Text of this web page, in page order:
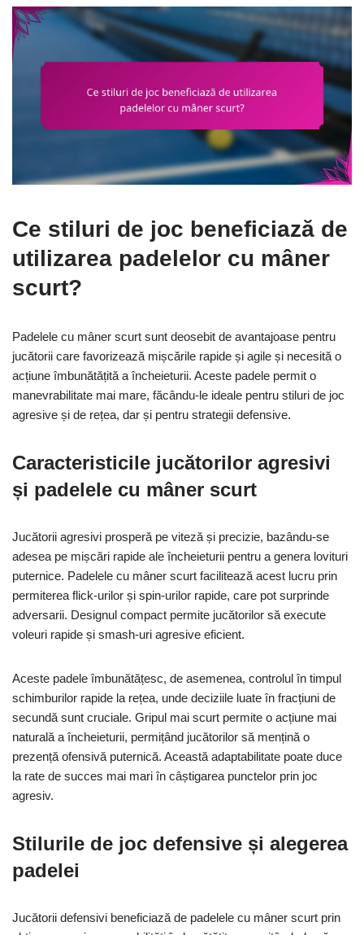
Ce stiluri de joc beneficiază de
utilizarea padelelor cu mâner
scurt?
Padelele cu mâner scurt sunt deosebit de avantajoase pentru
jucătorii care favorizează mișcările rapide și agile și necesită o
acțiune îmbunătățită a încheieturii. Aceste padele permit o
manevrabilitate mai mare, făcându-le ideale pentru stiluri de joc
agresive și de rețea, dar și pentru strategii defensive.
Caracteristicile jucătorilor agresivi
și padelele cu mâner scurt
Jucătorii agresivi prosperă pe viteză și precizie, bazându-se
adesea pe mișcări rapide ale încheieturii pentru a genera lovituri
puternice. Padelele cu mâner scurt facilitează acest lucru prin
permiterea flick-urilor și spin-urilor rapide, care pot surprinde
adversarii. Designul compact permite jucătorilor să execute
voleuri rapide și smash-uri agresive eficient.
Aceste padele îmbunătățesc, de asemenea, controlul în timpul
schimburilor rapide la rețea, unde deciziile luate în fracțiuni de
secundă sunt cruciale. Gripul mai scurt permite o acțiune mai
naturală a încheieturii, permițând jucătorilor să mențină o
prezență ofensivă puternică. Această adaptabilitate poate duce
la rate de succes mai mari în câștigarea punctelor prin joc
agresiv.
Stilurile de joc defensive și alegerea
padelei
Jucătorii defensivi beneficiază de padelele cu mâner scurt prin